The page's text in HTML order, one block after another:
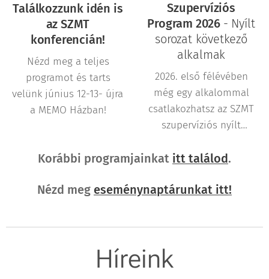
Találkozzunk idén is
az SZMT
konferencián!
Nézd meg a teljes
programot és tarts
velünk június 12-13- újra
a MEMO Házban!
Szupervíziós
Program 2026 - Nyílt
sorozat következő
alkalmak
2026. első félévében
még egy alkalommal
csatlakozhatsz az SZMT
szupervíziós nyílt
Korábbi programjainkat itt találod.
Nézd meg eseménynaptárunkat itt!
Híreink